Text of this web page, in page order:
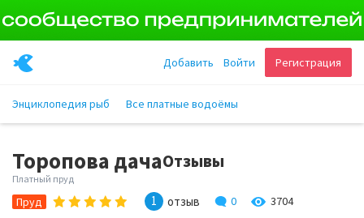
Регистрация
Войти
Добавить
Энциклопедия рыб Все платные водоёмы
Торопова дачаОтзывы
Платный пруд
Пруд 1 отзыв 0 3704